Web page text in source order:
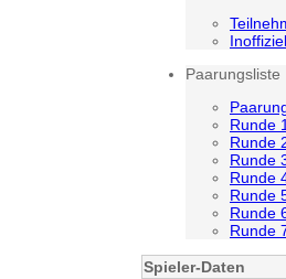
Paarungsliste
Runde 1
Runde
Runde
Runde
Runde
Runde
Runde
Spieler-Daten